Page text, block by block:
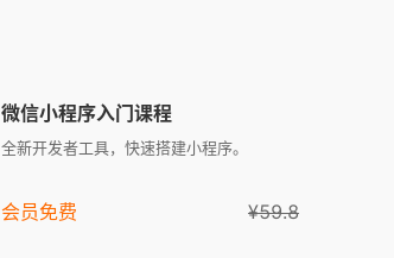
微信小程序入门课程
全新开发者工具，快速搭建小程序。
会员免费 ¥59.8